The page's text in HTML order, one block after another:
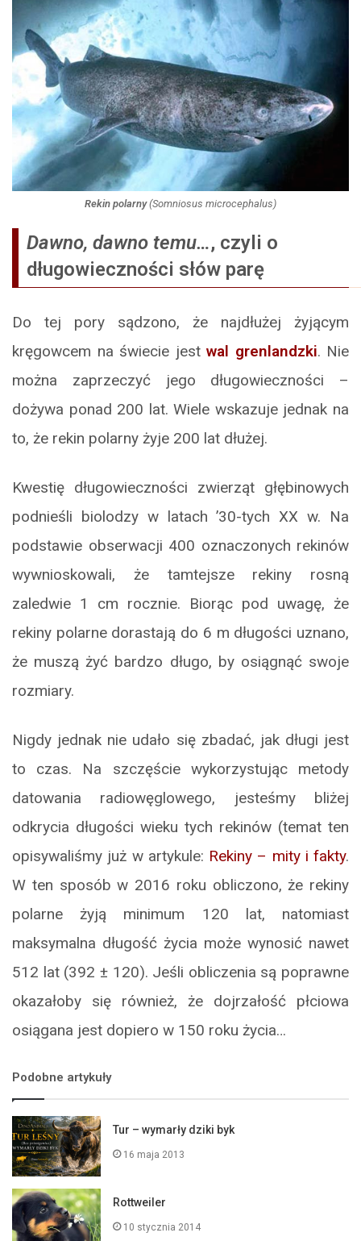
Rekin polarny(Somniosus microcephalus)
Dawno, dawno temu…, czyli o
długowieczności słów parę
Do tej pory sądzono, że najdłużej żyjącym
kręgowcem na świecie jest wal grenlandzki. Nie
można zaprzeczyć jego długowieczności –
dożywa ponad 200 lat. Wiele wskazuje jednak na
to, że rekin polarny żyje 200 lat dłużej.
Kwestię długowieczności zwierząt głębinowych
podnieśli biolodzy w latach ’30-tych XX w. Na
podstawie obserwacji 400 oznaczonych rekinów
wywnioskowali, że tamtejsze rekiny rosną
zaledwie 1 cm rocznie. Biorąc pod uwagę, że
rekiny polarne dorastają do 6 m długości uznano,
że muszą żyć bardzo długo, by osiągnąć swoje
rozmiary.
Nigdy jednak nie udało się zbadać, jak długi jest
to czas. Na szczęście wykorzystując metody
datowania radiowęglowego, jesteśmy bliżej
odkrycia długości wieku tych rekinów (temat ten
opisywaliśmy już w artykule: Rekiny – mity i fakty.
W ten sposób w 2016 roku obliczono, że rekiny
polarne żyją minimum 120 lat, natomiast
maksymalna długość życia może wynosić nawet
512 lat (392 ± 120). Jeśli obliczenia są poprawne
okazałoby się również, że dojrzałość płciowa
osiągana jest dopiero w 150 roku życia…
Podobne artykuły
Tur – wymarły dziki byk
16 maja 2013
Rottweiler
10 stycznia 2014